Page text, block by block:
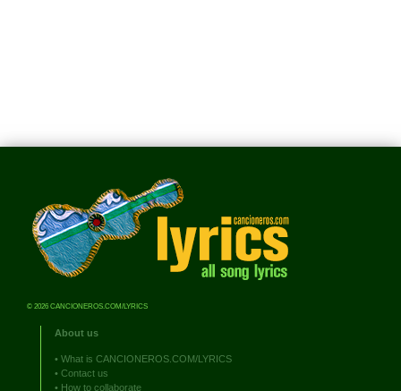
© 2026 CANCIONEROS.COM/LYRICS
About us
• What is CANCIONEROS.COM/LYRICS
• Contact us
• How to collaborate